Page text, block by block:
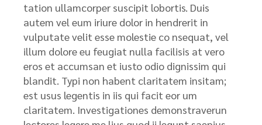
tation ullamcorper suscipit lobortis. Duis
autem vel eum iriure dolor in hendrerit in
vulputate velit esse molestie co nsequat, vel
illum dolore eu feugiat nulla facilisis at vero
eros et accumsan et iusto odio dignissim qui
blandit. Typi non habent claritatem insitam;
est usus legentis in iis qui facit eor um
claritatem. Investigationes demonstraverun